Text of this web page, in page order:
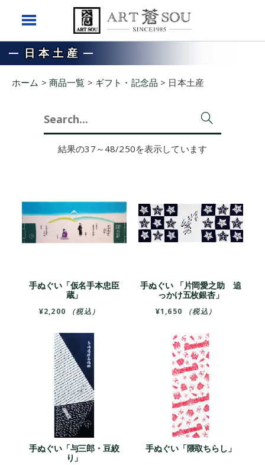
日本土産
ホーム > 商品一覧 > ギフト・記念品 > 日本土産
Search
結果の37～48/250を表示しています
手ぬぐい「仮名手本忠臣
蔵」
¥2,200 （税込）
手ぬぐい 「片岡愛之助 追
っかけ五枚銀杏」
¥1,650 （税込）
手ぬぐい「与三郎・豆絞
り」
手ぬぐい「隈取ちらし」